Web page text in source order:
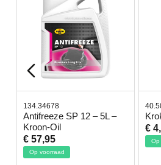
134.34678
Antifreeze SP 12 – 5L –
Kroon-Oil
€ 57,95
Op voorraad
€
Op